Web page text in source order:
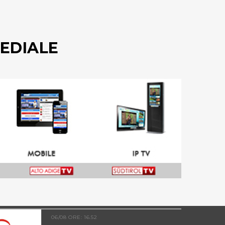
06/08 ORE: 16.52